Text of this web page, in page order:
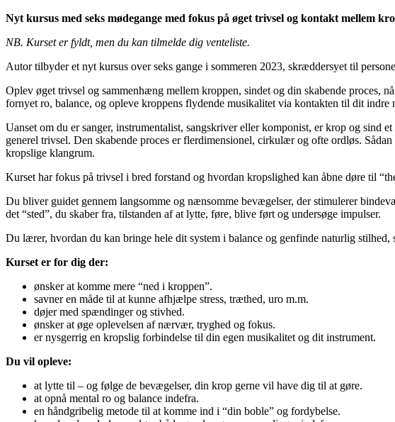
Nyt kursus med seks mødegange med fokus på øget trivsel og kontakt mellem
NB. Kurset er fyldt, men du kan tilmelde dig venteliste.
Autor tilbyder et nyt kursus over seks gange i sommeren 2023, skræddersyet til
Oplev øget trivsel og sammenhæng mellem kroppen, sindet og din skabende proces,
fornyet ro, balance, og opleve kroppens flydende musikalitet via kontakten til dit
Uanset om du er sanger, instrumentalist, sangskriver eller komponist, er krop og sind
generel trivsel. Den skabende proces er flerdimensionel, cirkulær og ofte ordløs.
kropslige klangrum.
Kurset har fokus på trivsel i bred forstand og hvordan kropslighed kan åbne døre til
Du bliver guidet gennem langsomme og nænsomme bevægelser, der stimulerer
det “sted”, du skaber fra, tilstanden af at lytte, føre, blive ført og undersøge impulser.
Du lærer, hvordan du kan bringe hele dit system i balance og genfinde naturlig
Kurset er for dig der:
ønsker at komme mere “ned i kroppen”.
savner en måde til at kunne afhjælpe stress, træthed, uro m.m.
døjer med spændinger og stivhed.
ønsker at øge oplevelsen af nærvær, tryghed og fokus.
er nysgerrig en kropslig forbindelse til din egen musikalitet og dit instrument.
Du vil opleve:
at lytte til – og følge de bevægelser, din krop gerne vil have dig til at gøre.
at opnå mental ro og balance indefra.
en håndgribelig metode til at komme ind i “din boble” og fordybelse.